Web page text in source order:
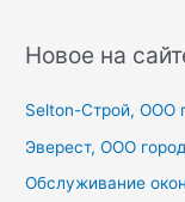
с
:
Новое на
Selton-Строй, OOO
Эверест, ООО
Обслуживание окон